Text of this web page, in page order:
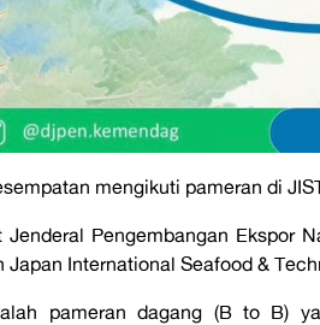
mengikuti pameran di
Jenderal Pengembangan Ekspor
Japan International Seafood &
pameran dagang (B to B)